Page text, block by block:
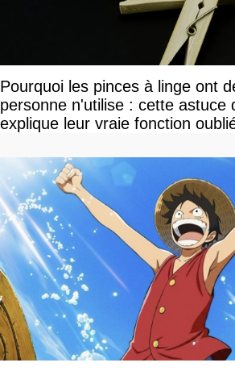
Pourquoi les pinces à linge ont
personne n'utilise : cette astuce
explique leur vraie fonction